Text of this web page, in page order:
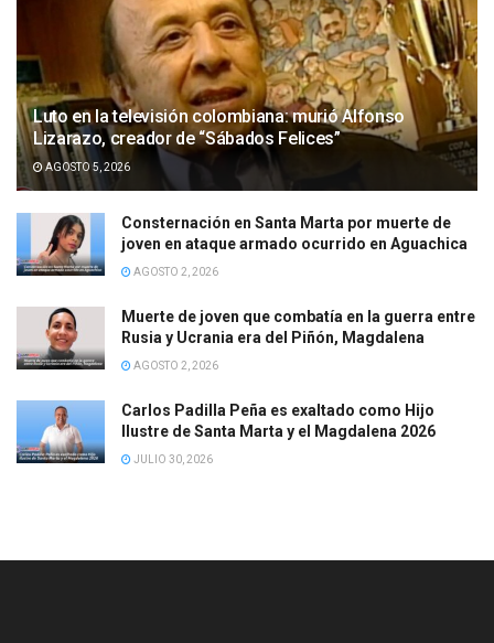
Luto en la televisión colombiana: murió Alfonso
Lizarazo, creador de “Sábados Felices”
AGOSTO 5, 2026
Consternación en Santa Marta por muerte de
joven en ataque armado ocurrido en Aguachica
AGOSTO 2, 2026
Muerte de joven que combatía en la guerra entre
Rusia y Ucrania era del Piñón, Magdalena
AGOSTO 2, 2026
Carlos Padilla Peña es exaltado como Hijo
Ilustre de Santa Marta y el Magdalena 2026
JULIO 30, 2026